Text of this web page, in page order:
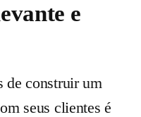
e
de construir um
seus clientes é